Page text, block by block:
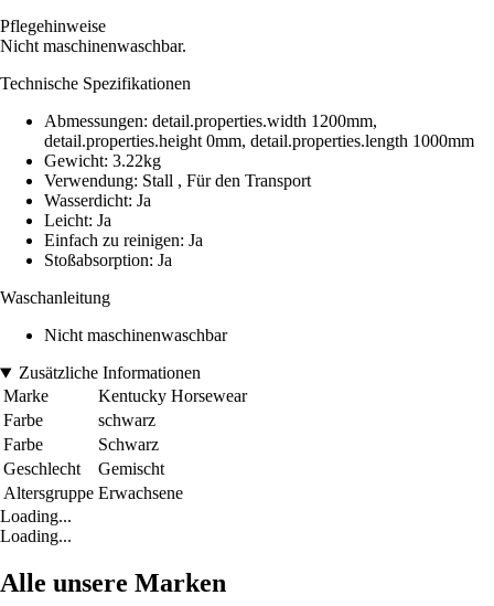
Pflegehinweise
Nicht maschinenwaschbar.
Technische Spezifikationen
Abmessungen: detail.properties.width 1200mm,
detail.properties.height 0mm, detail.properties.length 1000mm
Gewicht: 3.22kg
Verwendung: Stall , Für den Transport
Wasserdicht: Ja
Leicht: Ja
Einfach zu reinigen: Ja
Stoßabsorption: Ja
Waschanleitung
Nicht maschinenwaschbar
Zusätzliche Informationen
Marke
Kentucky Horsewear
Farbe
schwarz
Farbe
Schwarz
Geschlecht
Gemischt
Altersgruppe Erwachsene
Loading...
Loading...
Alle unsere Marken